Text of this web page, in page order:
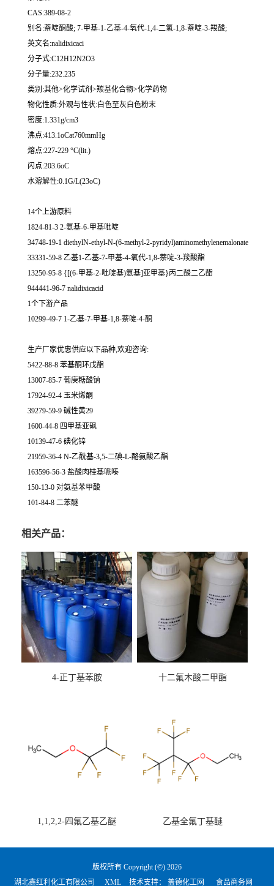
CAS:389-08-2
别名:萘啶酮酸; 7-甲基-1-乙基-4-氧代-1,4-二氢-1,8-萘啶-3-羧酸;
英文名:nalidixicaci
分子式:C12H12N2O3
分子量:232.235
类别:其他>化学试剂>羰基化合物>化学药物
物化性质:外观与性状:白色至灰白色粉末
密度:1.331g/cm3
沸点:413.1oCat760mmHg
熔点:227-229 °C(lit.)
闪点:203.6oC
水溶解性:0.1G/L(23oC)
14个上游原料
1824-81-3 2-氨基-6-甲基吡啶
34748-19-1 diethylN-ethyl-N-(6-methyl-2-pyridyl)aminomethylenemalonate
33331-59-8 乙基1-乙基-7-甲基-4-氧代-1,8-萘啶-3-羧酸酯
13250-95-8 {[(6-甲基-2-吡啶基)氨基]亚甲基}丙二酸二乙酯
944441-96-7 nalidixicacid
1个下游产品
10299-49-7 1-乙基-7-甲基-1,8-萘啶-4-酮
生产厂家优惠供应以下品种,欢迎咨询:
5422-88-8 苯基酮环戊酯
13007-85-7 葡庚糖酸钠
17924-92-4 玉米烯酮
39279-59-9 碱性黄29
1600-44-8 四甲基亚砜
10139-47-6 碘化锌
21959-36-4 N-乙酰基-3,5-二碘-L-酪氨酸乙酯
163596-56-3 盐酸肉桂基哌嗪
150-13-0 对氨基苯甲酸
101-84-8 二苯醚
相关产品：
4-正丁基苯胺 十二氟木酸二甲酯
1,1,2,2-四氟乙基乙醚 乙基全氟丁基醚
版权所有 Copyright (©) 2026
湖北鑫红利化工有限公司
XML 技术支持： 盖德化工网 食品商务网